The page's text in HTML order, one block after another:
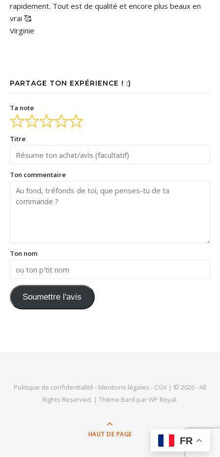
rapidement. Tout est de qualité et encore plus beaux en
vrai 🥰
Virginie
PARTAGE TON EXPÉRIENCE ! :)
Ta note
Titre
Ton commentaire
Ton nom
Soumettre l'avis
Politique de confidentialité - Mentions légales - CGV | © 2026 - All
Rights Reserved. | Thème Bard parWP Royal.
HAUT DE PAGE
FR